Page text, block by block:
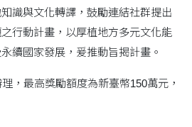
識與文化轉譯，鼓勵連結社群提出
行動計畫，以厚植地方多元文化能
續國家發展，爰推動旨揭計畫。
，最高獎勵額度為新臺幣150萬元，